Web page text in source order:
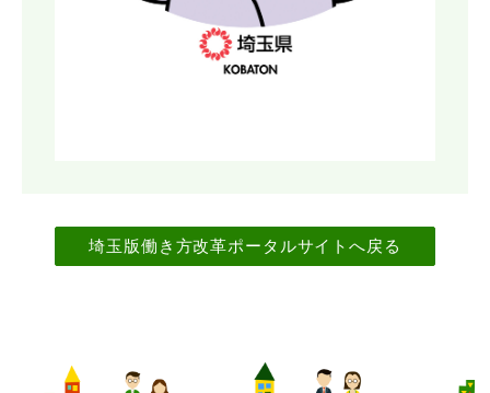
埼玉版働き方改革ポータルサイトへ戻る